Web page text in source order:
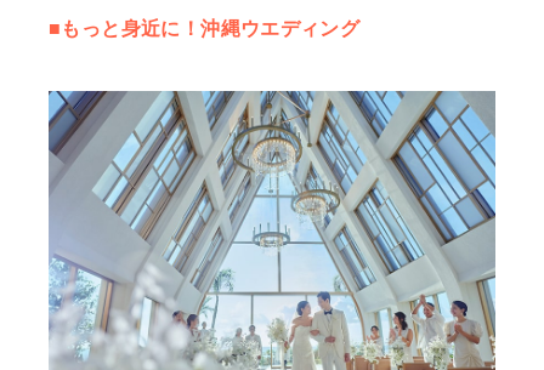
■もっと身近に！沖縄ウエディング